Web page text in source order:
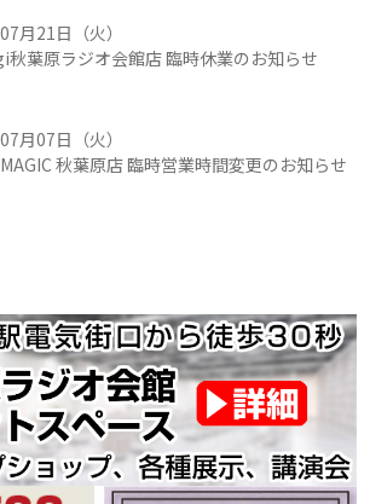
月21日（火）
秋葉原ラジオ会館店 臨時休業のお知らせ
月07日（火）
秋葉原店 臨時営業時間変更のお知らせ